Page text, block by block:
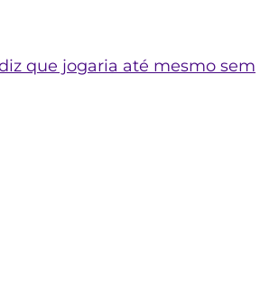
que jogaria até mesmo sem